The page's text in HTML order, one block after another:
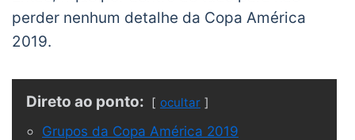
perder nenhum detalhe da Copa América
2019.
Direto ao ponto: ocultar
Grupos da Copa América 2019